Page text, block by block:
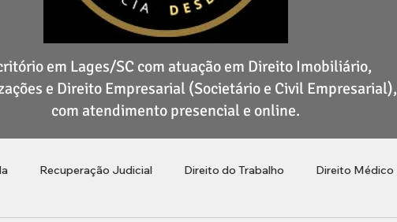
em Lages/SC com atuação em Direito Imobiliário,
e Direito Empresarial (Societário e Civil Empresarial),
com atendimento presencial e online.
Recuperação Judicial Direito do Trabalho Direito Médico